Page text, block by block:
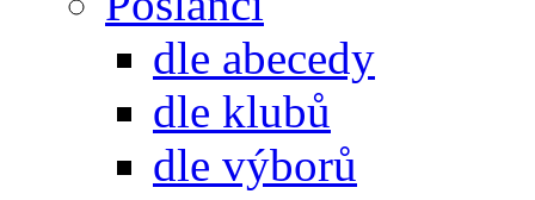
dle abecedy
dle klubů
dle výborů